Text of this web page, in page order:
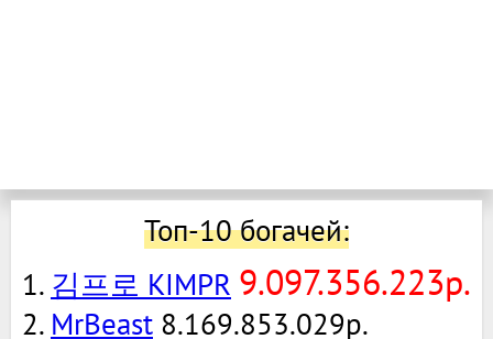
Топ-10 богачей:
1. 김프로 KIMPR 9.097.356.223р.
2. MrBeast 8.169.853.029р.